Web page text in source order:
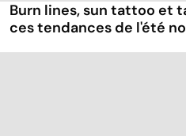
Burn lines, sun tattoo et
ces tendances de l'été